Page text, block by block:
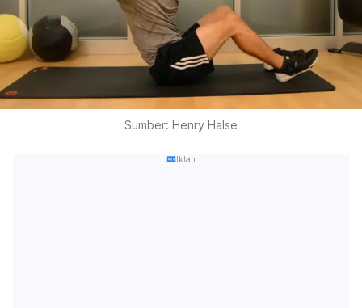
Sumber: Henry Halse
Iklan